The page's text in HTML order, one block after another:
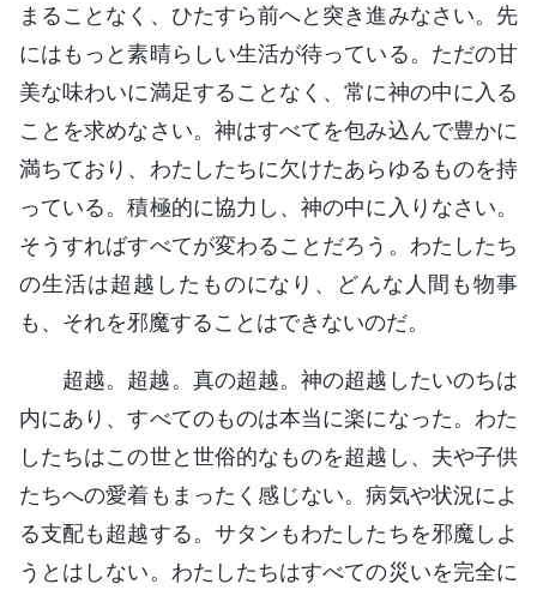
まることなく、ひたすら前へと突き進みなさい。先
にはもっと素晴らしい生活が待っている。ただの甘
美な味わいに満足することなく、常に神の中に入る
ことを求めなさい。神はすべてを包み込んで豊かに
満ちており、わたしたちに欠けたあらゆるものを持
っている。積極的に協力し、神の中に入りなさい。
そうすればすべてが変わることだろう。わたしたち
の生活は超越したものになり、どんな人間も物事
も、それを邪魔することはできないのだ。
超越。超越。真の超越。神の超越したいのちは
内にあり、すべてのものは本当に楽になった。わた
したちはこの世と世俗的なものを超越し、夫や子供
たちへの愛着もまったく感じない。病気や状況によ
る支配も超越する。サタンもわたしたちを邪魔しよ
うとはしない。わたしたちはすべての災いを完全に